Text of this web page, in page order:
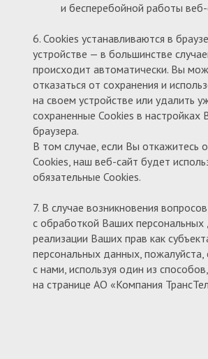
и бесперебойной работы веб-
6. Cookies устанавливаются в
устройстве — в большинстве
происходит автоматически. Вы
отказаться от сохранения и
на своем устройстве или удалить
сохраненные Cookies в настройках
браузера.
В том случае, если Вы откажитесь
Cookies, наш веб-сайт будет
обязательные Cookies.
7. В случае возникновения
с обработкой Ваших персональных
реализации Ваших прав как
персональных данных, пожалуйста,
с нами, используя один из
на странице АО «Компания
Служба поддержки: